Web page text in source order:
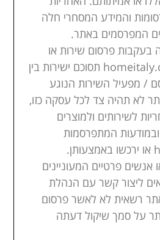
והמידע המסחרי חלה
המפרסמים באתר.
פרסום שירות או
קורס באתר homeitaly.co.il תסוכם ישירות בין
/ מפעיל השירות הנוגע
לא תהיה צד לכל עסקה כזו,
לשירותים ולמוצרים
המתפרסמות
אנשים פרטיים המעוניינים
ליצור קשר עם הנהלת
רשאית לא לאשר פרסום
על סמך שיקול דעתה